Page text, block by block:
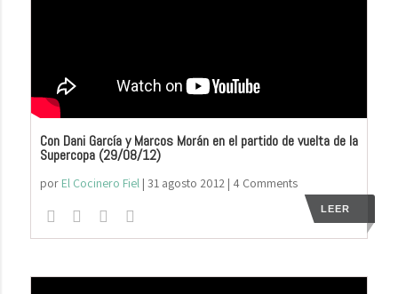
Con Dani García y Marcos Morán en el partido de vuelta de la
Supercopa (29/08/12)
por El Cocinero Fiel| 31 agosto 2012| 4 Comments
LEER